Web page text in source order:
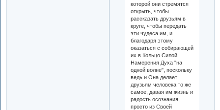
которой они стремятся
открыть, чтобы
рассказать друзьям в
круге, чтобы передать
эти чудеса им, и
благодаря этому
оказаться с собирающей
их в Кольцо Силой
Намерения Духа "на
одной волне", поскольку
ведь и Она делает
друзьям человека то же
самое, давая им жизнь и
радость осознания,
просто из Своей